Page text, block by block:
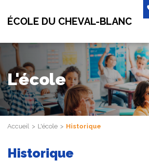
ÉCOLE DU CHEVAL-BLANC
L'école
Accueil L'école Historique
Historique